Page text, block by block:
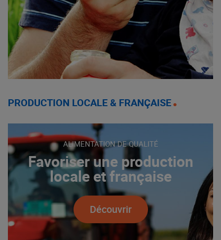
PRODUCTION LOCALE & FRANÇAISE
ALIMENTATION DE QUALITÉ
Favoriser une production
locale et française
Découvrir